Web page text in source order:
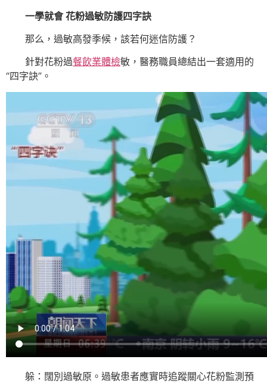
一學就會 花粉過敏防護四字訣
那么，過敏高發季候，該若何迷信防護？
針對花粉過餐飲業體檢敏，醫務職員總結出一套適用的
“四字訣”。
躲：闊別過敏原。過敏患者應實時追蹤關心花粉監測預